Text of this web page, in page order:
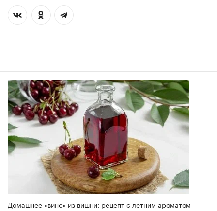
Домашнее «вино» из вишни: рецепт с летним ароматом